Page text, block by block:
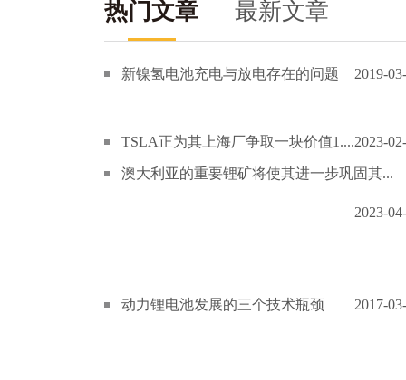
热门文章 最新文章
新镍氢电池充电与放电存在的问题 2019-
TSLA正为其上海厂争取一块价值1....2023-
澳大利亚的重要锂矿将使其进一步巩固其...
2023-
动力锂电池发展的三个技术瓶颈 2017-